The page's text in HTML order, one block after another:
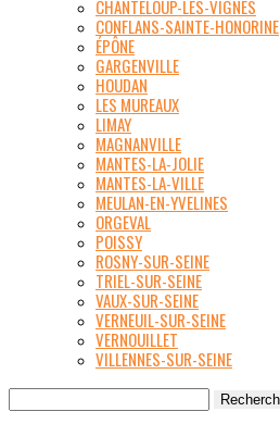
CHANTELOUP-LES-VIGNES
CONFLANS-SAINTE-HONORINE
ÉPÔNE
GARGENVILLE
HOUDAN
LES MUREAUX
LIMAY
MAGNANVILLE
MANTES-LA-JOLIE
MANTES-LA-VILLE
MEULAN-EN-YVELINES
ORGEVAL
POISSY
ROSNY-SUR-SEINE
TRIEL-SUR-SEINE
VAUX-SUR-SEINE
VERNEUIL-SUR-SEINE
VERNOUILLET
VILLENNES-SUR-SEINE